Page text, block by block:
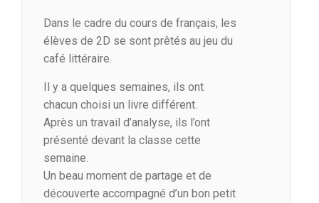
Dans le cadre du cours de français, les
élèves de 2D se sont prêtés au jeu du
café littéraire.
Il y a quelques semaines, ils ont
chacun choisi un livre différent.
Après un travail d’analyse, ils l’ont
présenté devant la classe cette
semaine.
Un beau moment de partage et de
découverte accompagné d’un bon petit